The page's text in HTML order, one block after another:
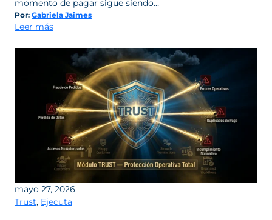
momento de pagar sigue siendo…
Por: Gabriela Jaimes
Leer más:
los
pagos
no
es
un
lujo:
parte
de
vender
mejor
mayo 27, 2026
Trust, Ejecuta